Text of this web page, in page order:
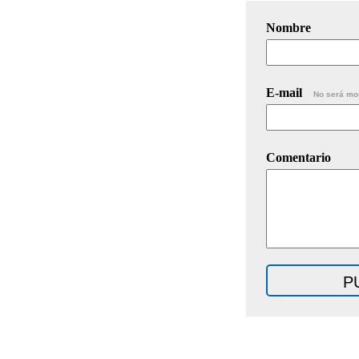
Nombre
E-mail No será
Comentario